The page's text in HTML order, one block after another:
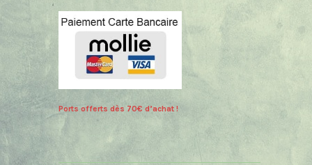
Ports offerts dès 70€ d’achat !